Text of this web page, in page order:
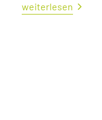
weiterlesen